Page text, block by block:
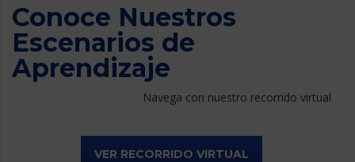
Conoce Nuestros
Escenarios de
Aprendizaje
Navega con nuestro recorrido virtual
VER RECORRIDO VIRTUAL